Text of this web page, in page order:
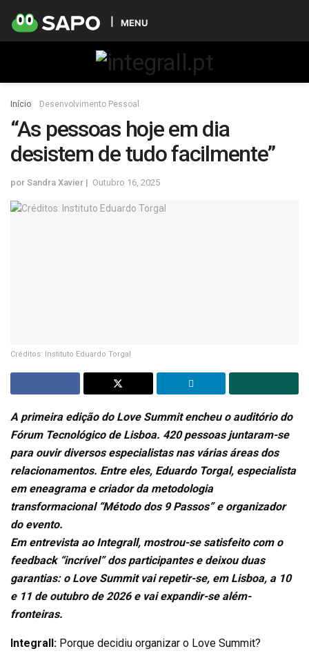
MENU
Início Desenvolvimento Pessoal
“As pessoas hoje em dia
desistem de tudo facilmente”
por Sandra Xavier Outubro 16, 2025
Créditos: Instituto Eduardo Torgal
A primeira edição do Love Summit encheu o auditório do
Fórum Tecnológico de Lisboa. 420 pessoas juntaram-se
para ouvir diversos especialistas nas várias áreas dos
relacionamentos. Entre eles, Eduardo Torgal, especialista
em eneagrama e criador da metodologia
transformacional “Método dos 9 Passos” e organizador
do evento.
Em entrevista ao Integrall, mostrou-se satisfeito com o
feedback “incrível” dos participantes e deixou duas
garantias: o Love Summit vai repetir-se, em Lisboa, a 10
e 11 de outubro de 2026 e vai expandir-se além-
fronteiras.
Integrall: Porque decidiu organizar o Love Summit?